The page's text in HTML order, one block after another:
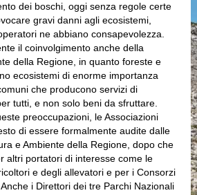
dei boschi, oggi senza regole certe
gravi danni agli ecosistemi,
ne abbiano consapevolezza.
il coinvolgimento anche della
della Regione, in quanto foreste e
ecosistemi di enorme importanza
che producono servizi di
tutti, e non solo beni da sfruttare.
preoccupazioni, le Associazioni
di essere formalmente audite dalle
e Ambiente della Regione, dopo che
altri portatori di interesse come le
e degli allevatori e per i Consorzi
i Direttori dei tre Parchi Nazionali